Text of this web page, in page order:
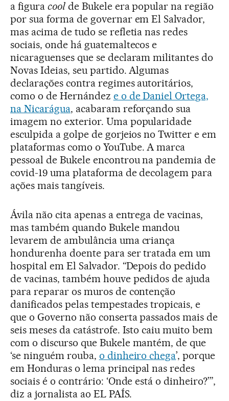
a figura coolde Bukele era popular na região
por sua forma de governar em El Salvador,
mas acima de tudo se refletia nas redes
sociais, onde há guatemaltecos e
nicaraguenses que se declaram militantes do
Novas Ideias, seu partido. Algumas
declarações contra regimes autoritários,
como o de Hernández e o de Daniel Ortega,
na Nicarágua, acabaram reforçando sua
imagem no exterior. Uma popularidade
esculpida a golpe de gorjeios no Twitter e em
plataformas como o YouTube. A marca
pessoal de Bukele encontrou na pandemia de
covid-19 uma plataforma de decolagem para
ações mais tangíveis.
Ávila não cita apenas a entrega de vacinas,
mas também quando Bukele mandou
levarem de ambulância uma criança
hondurenha doente para ser tratada em um
hospital em El Salvador. “Depois do pedido
de vacinas, também houve pedidos de ajuda
para reparar os muros de contenção
danificados pelas tempestades tropicais, e
que o Governo não conserta passados mais de
seis meses da catástrofe. Isto caiu muito bem
com o discurso que Bukele mantém, de que
‘se ninguém rouba, o dinheiro chega’, porque
em Honduras o lema principal nas redes
sociais é o contrário: ‘Onde está o dinheiro?’”,
diz a jornalista ao EL PAÍS.